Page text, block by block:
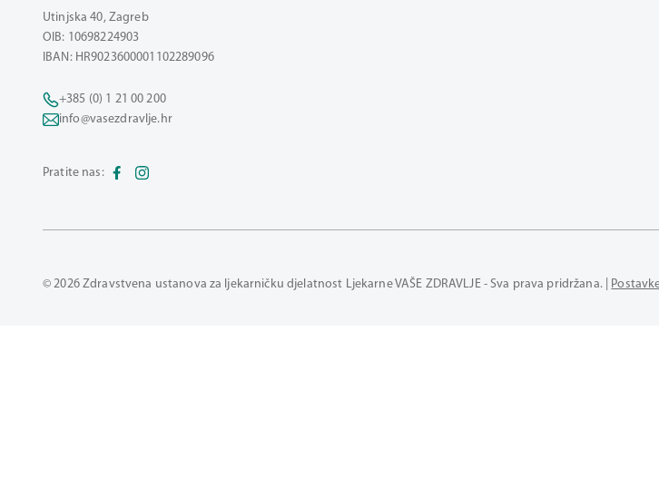
Utinjska 40, Zagreb
OIB: 10698224903
IBAN: HR9023600001102289096
+385 (0) 1 21 00 200
info@vasezdravlje.hr
Pratite nas:
© 2026 Zdravstvena ustanova za ljekarničku djelatnost Ljekarne VAŠE ZDRAVLJE - Sva prava pridržana. |